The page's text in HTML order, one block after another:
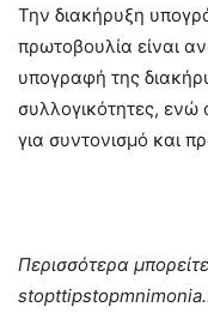
Την διακήρυξη
πρωτοβουλία είναι
υπογραφή της
συλλογικότητες,
για συντονισμό και
Περισσότερα
stopttipstopmnimonia.